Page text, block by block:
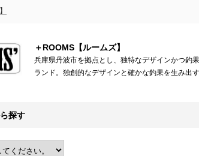
＋ROOMS【ルームズ】
兵庫県丹波市を拠点とし、独特なデザインかつ釣
ランド。独創的なデザインと確かな釣果を生み出
探す